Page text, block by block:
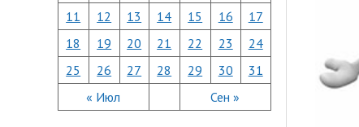
« Июл Сен »
11
12 13 14 15 16
17
18
19 20 21 22 23
24
25
26 27 28 29 30 31